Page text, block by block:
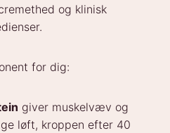
og klinisk
for dig:
giver muskelvæv og
løft, kroppen efter 40